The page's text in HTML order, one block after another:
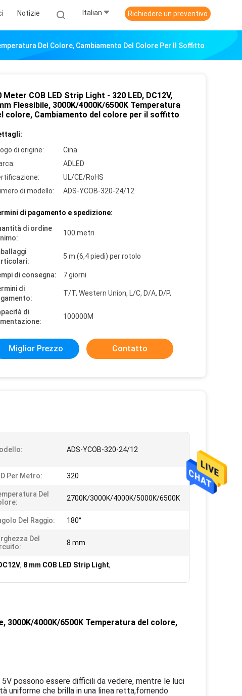
Notizie Italian Richiedere un preventivo
Del Colore, Cambiamento Del Colore Per Il Soffitto
Meter COB LED Strip Light - 320 LED, DC12V,
Flessibile, 3000K/4000K/6500K Temperatura
colore, Cambiamento del colore per il soffitto
di origine:
Cina
ADLED
UL/CE/RoHS
di modello:
ADS-YCOB-320-24/12
di pagamento e spedizione:
di ordine
100 metri
5 m (6,4 piedi) per rotolo
di consegna:
7 giorni
di
T/T, Western Union, L/C, D/A, D/P,
di
100000M
Miglior Prezzo Contatto
ADS-YCOB-320-24/12
Per Metro: 320
Del
2700K/3000K/4000K/5000K/6500K
Del Raggio: 180°
Del
8 mm
, 8 mm COB LED Strip Light,
3000K/4000K/6500K Temperatura del colore,
possono essere difficili da vedere, mentre le luci
uniforme che brilla in una linea retta,fornendo